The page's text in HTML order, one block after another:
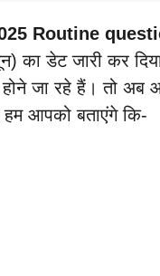
Routine
का डेट जारी कर
होने जा रहे हैं। तो
हम आपको बताएंगे कि-